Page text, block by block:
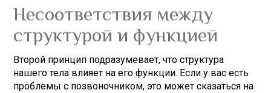
Несоответствия между
структурой и функцией
Второй принцип подразумевает, что структура
нашего тела влияет на его функции. Если у вас есть
проблемы с позвоночником, это может сказаться на